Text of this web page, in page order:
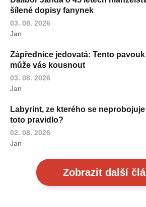
šílené dopisy fanynek
03. 08. 2026
Jan
Zápřednice jedovatá: Tento
může vás kousnout
03. 08. 2026
Jan
Labyrint, ze kterého se
toto pravidlo?
02. 08. 2026
Jan
Zobrazit další